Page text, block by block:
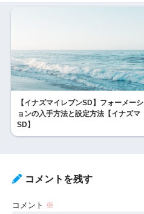
【イナズマイレブンSD】フォーメーシ
ョンの入手方法と設定方法【イナズマ
SD】
コメントを残す
コメント ※